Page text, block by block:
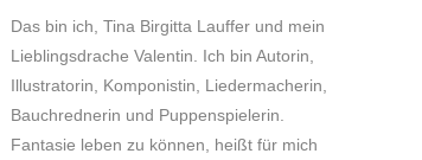
Das bin ich, Tina Birgitta Lauffer und mein
Lieblingsdrache Valentin. Ich bin Autorin,
Illustratorin, Komponistin, Liedermacherin,
Bauchrednerin und Puppenspielerin.
Fantasie leben zu können, heißt für mich